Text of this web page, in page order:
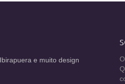
e muito design